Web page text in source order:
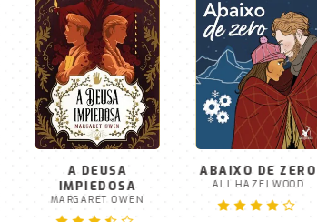
A DEUSA
IMPIEDOSA
MARGARET OWEN
ABAIXO DE ZERO
ALI HAZELWOOD